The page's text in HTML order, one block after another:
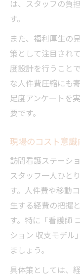
は、スタッフの負
す。
また、福利厚生の
策として注目され
度設計を行うこと
な人件費圧縮にも
足度アンケートを
要です。
現場のコスト意
訪問看護ステーシ
スタッフ一人ひと
す。人件費や移動
生する経費の把握
す。特に「看護師
ション 収支モデル
ましょう。
具体策としては、